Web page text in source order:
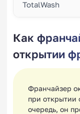
TotalWash
Как
открытии
Франчайзер
при
очередь, он